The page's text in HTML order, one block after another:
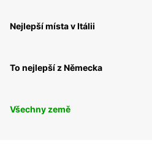
Nejlepší místa v Itálii
To nejlepší z Německa
Všechny země